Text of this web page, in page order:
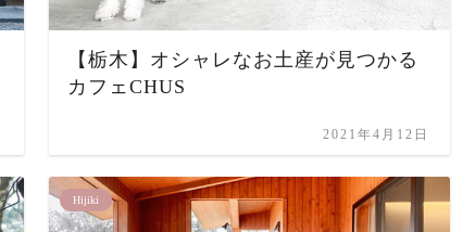
【栃木】オシャレなお土産が見つかる
カフェCHUS
2021年4月12日
Hijiki